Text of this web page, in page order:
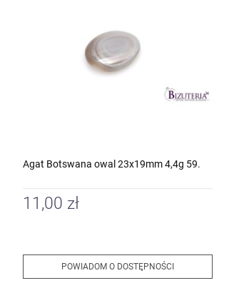
Agat Botswana owal 23x19mm 4,4g 59.
11,00 zł
POWIADOM O DOSTĘPNOŚCI